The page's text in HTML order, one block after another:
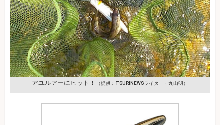
アユルアーにヒット！ （提供：TSURINEWSライター・丸山明）